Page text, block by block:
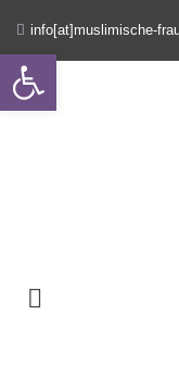
info[at]muslimische-
Open